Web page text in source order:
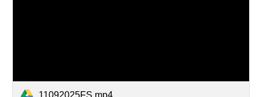
11092025FS.mp4